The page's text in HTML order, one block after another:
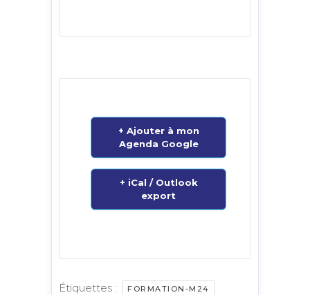
+ Ajouter à mon
Agenda Google
+ iCal / Outlook
export
Étiquettes : FORMATION-M24